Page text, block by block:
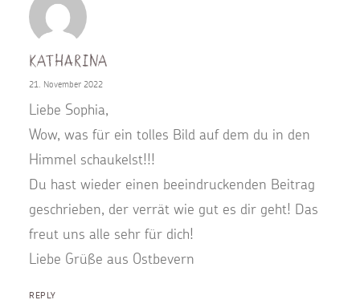
Katharina
21. November 2022
Liebe Sophia,
Wow, was für ein tolles Bild auf dem du in den
Himmel schaukelst!!!
Du hast wieder einen beeindruckenden Beitrag
geschrieben, der verrät wie gut es dir geht! Das
freut uns alle sehr für dich!
Liebe Grüße aus Ostbevern
REPLY